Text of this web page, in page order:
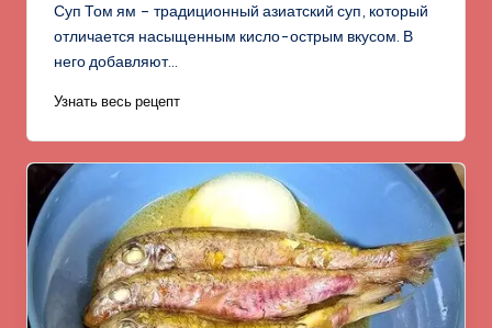
Суп Том ям – традиционный азиатский суп, который
отличается насыщенным кисло-острым вкусом. В
него добавляют…
Узнать весь рецепт